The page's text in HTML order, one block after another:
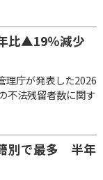
比▲19％減少
理庁が発表した2026
不法残留者数に関す
別で最多 半年